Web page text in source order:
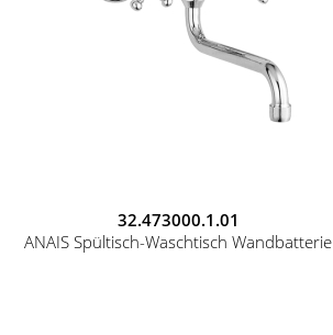
32.473000.1.01
ANAIS Spültisch-Waschtisch Wandbatterie